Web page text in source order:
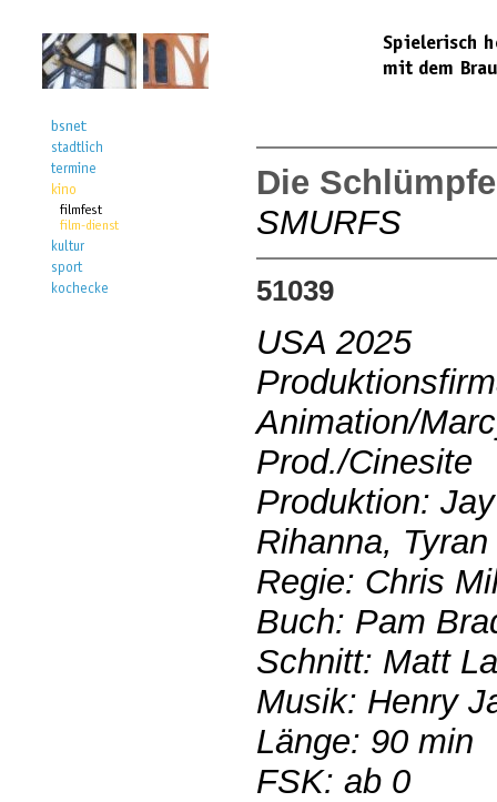
Die
SMURFS
51039
USA 2025
Animation/
Prod./Cinesite
Produktion:
Rihanna,
Regie: Chris
Buch: Pam
Schnitt: Matt
Musik: Henry
Länge: 90 min
FSK: ab 0